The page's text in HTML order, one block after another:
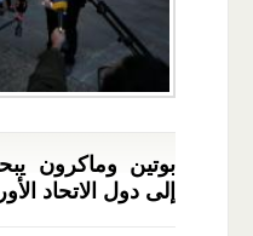
بوتين وماكرون
إلى دول الاتحاد